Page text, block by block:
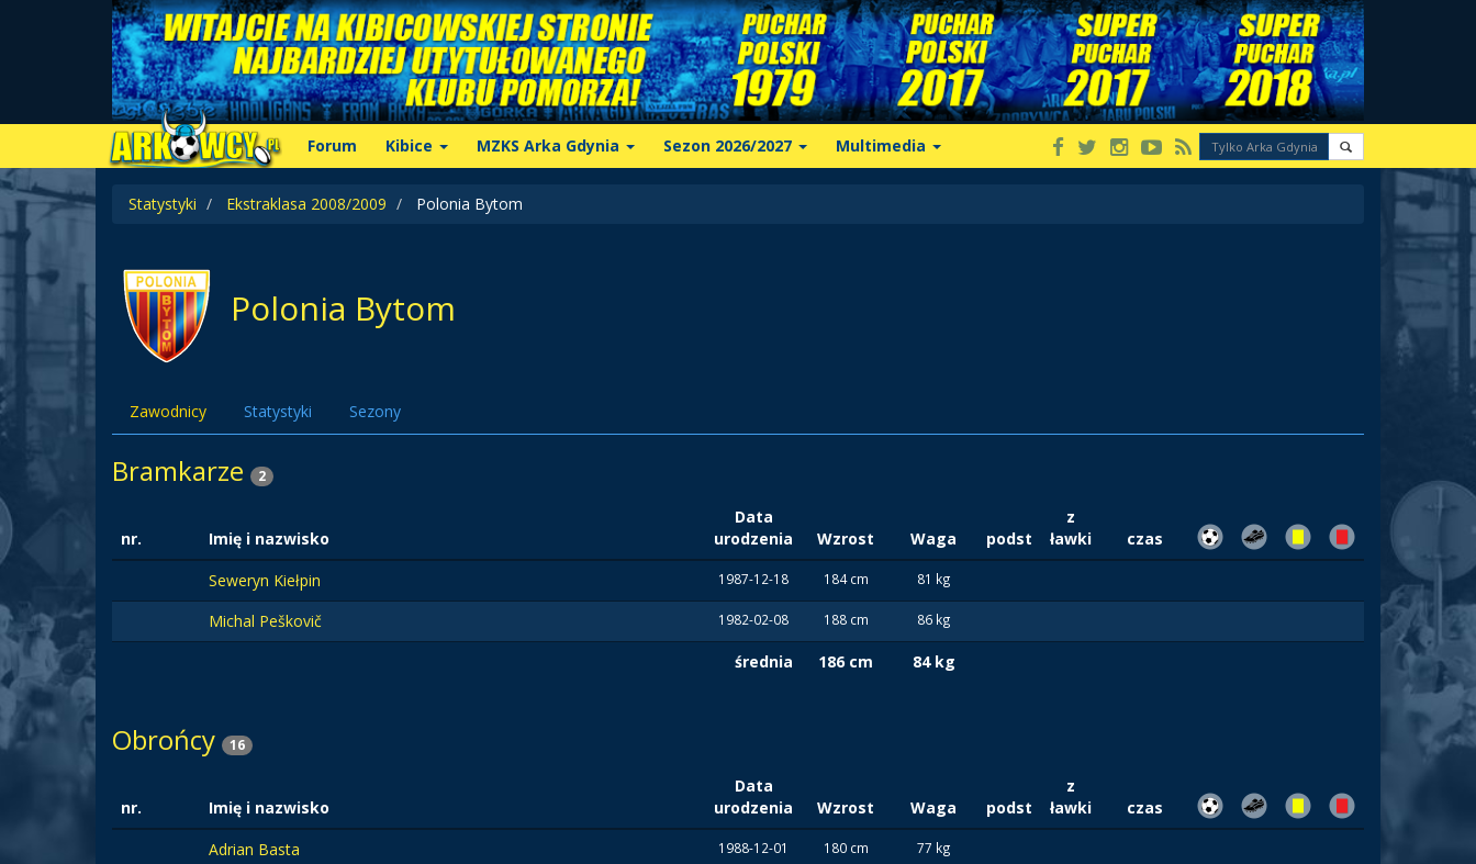
Forum Kibice MZKS Arka Gdynia Sezon 2026/2027 Multimedia
Statystyki Ekstraklasa 2008/2009 Polonia Bytom
Polonia Bytom
Zawodnicy Statystyki Sezony
Bramkarze 2
nr. Imię i nazwisko
Data
urodzenia
Wzrost Waga podst
z
ławki
czas
Seweryn Kiełpin
1987-12-18 184 cm 81 kg
Michal Peškovič 1982-02-08 188 cm 86 kg
średnia 186 cm 84 kg
Obrońcy 16
nr. Imię i nazwisko
Data
urodzenia
Wzrost Waga podst
z
ławki
czas
Adrian Basta
1988-12-01 180 cm 77 kg